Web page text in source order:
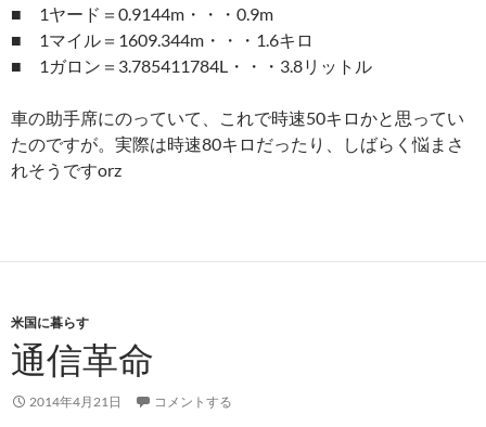
■ 1ヤード＝0.9144m・・・0.9m
■ 1マイル＝1609.344m・・・1.6キロ
■ 1ガロン＝3.785411784L・・・3.8リットル
車の助手席にのっていて、これで時速50キロかと思ってい
たのですが。実際は時速80キロだったり、しばらく悩まさ
れそうですorz
米国に暮らす
通信革命
2014年4月21日 コメントする